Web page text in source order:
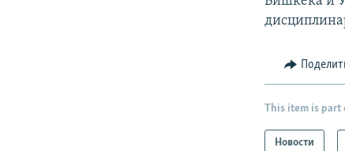
This item is part
Новости